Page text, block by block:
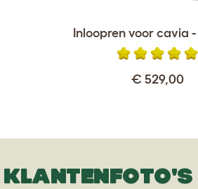
Inloopren voor cavia -
€ 529,00
KLANTENFOTO'S